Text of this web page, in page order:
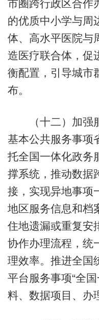
市圈跨行政区合作
的优质中小学与周
体、高水平医院与
造医疗联合体，促
衡配置，引导城市
布。
（十二）加强服
基本公共服务事项
托全国一体化政务
撑系统，推动数据
接，实现异地事项
地区服务信息和档
住地遗漏或重复安
协作办理流程，统
理效率。推进全国
平台服务事项“全
料、数据项目、办